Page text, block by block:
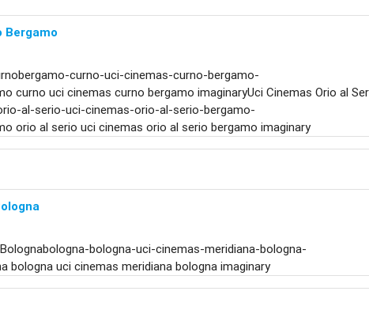
Bergamo
curno-uci-cinemas-curno-bergamo-
curno uci cinemas curno bergamo imaginaryUci Cinemas Orio al
al-serio-uci-cinemas-orio-al-serio-bergamo-
orio al serio uci cinemas orio al serio bergamo imaginary
bologna-uci-cinemas-meridiana-bologna-
bologna uci cinemas meridiana bologna imaginary